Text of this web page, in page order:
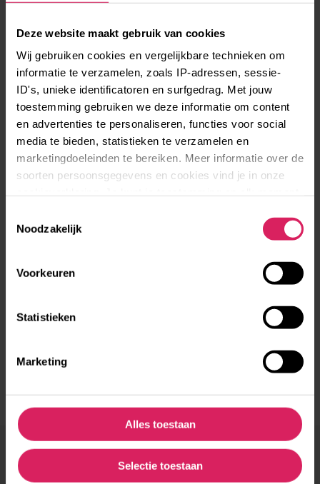
Deze website maakt gebruik van cookies
Wij gebruiken cookies en vergelijkbare technieken om
informatie te verzamelen, zoals IP-adressen, sessie-
ID's, unieke identificatoren en surfgedrag. Met jouw
toestemming gebruiken we deze informatie om content
en advertenties te personaliseren, functies voor social
media te bieden, statistieken te verzamelen en
marketingdoeleinden te bereiken. Meer informatie over de
soorten persoonsgegevens en cookies vind je in onze
Noodzakelijk
Voorkeuren
Statistieken
Marketing
Alles toestaan
Selectie toestaan
Een half jaar studeren in Barcelona
Femke studeerde een half jaar in Barcelona
Vrijwilligerswerk
Jongerenuitwisseling
You May Also Like